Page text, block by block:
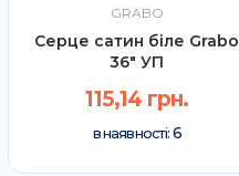
GRABO
Серце сатин біле Grabo
36″ УП
115,14 грн.
в наявності: 6